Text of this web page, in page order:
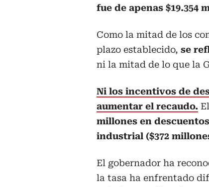
fue de apenas $19.354
Como la mitad de los
plazo establecido, se
ni la mitad de lo que la
Ni los incentivos de
aumentar el recaudo.
millones en
industrial ($372
El gobernador ha
la tasa ha enfrentado